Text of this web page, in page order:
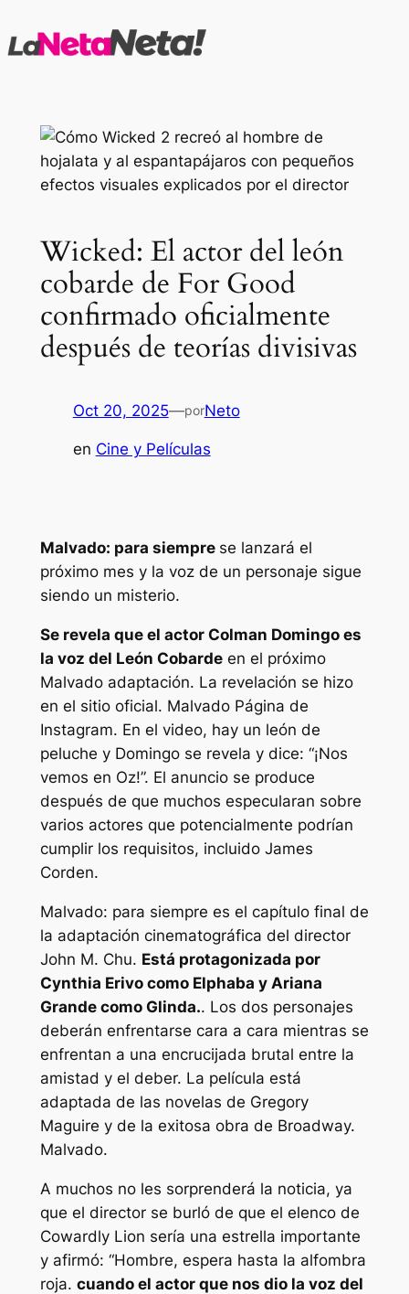
al
Wicked: El actor del león
cobarde de For Good
confirmado oficialmente
después de teorías divisivas
Oct 20, 2025—porNeto
en Cine y Películas
Malvado: para siempre se lanzará el
próximo mes y la voz de un personaje sigue
siendo un misterio.
Se revela que el actor Colman Domingo es
la voz del León Cobardeen el próximo
Malvado adaptación. La revelación se hizo
en el sitio oficial. Malvado Página de
Instagram. En el video, hay un león de
peluche y Domingo se revela y dice: “¡Nos
vemos en Oz!”. El anuncio se produce
después de que muchos especularan sobre
varios actores que potencialmente podrían
cumplir los requisitos, incluido James
Corden.
Malvado: para siempre es el capítulo final de
la adaptación cinematográfica del director
John M. Chu. Está protagonizada por
Cynthia Erivo como Elphaba y Ariana
Grande como Glinda.. Los dos personajes
deberán enfrentarse cara a cara mientras se
enfrentan a una encrucijada brutal entre la
amistad y el deber. La película está
adaptada de las novelas de Gregory
Maguire y de la exitosa obra de Broadway.
Malvado.
A muchos no les sorprenderá la noticia, ya
que el director se burló de que el elenco de
Cowardly Lion sería una estrella importante
y afirmó: “Hombre, espera hasta la alfombra
roja. cuando el actor que nos dio la voz del